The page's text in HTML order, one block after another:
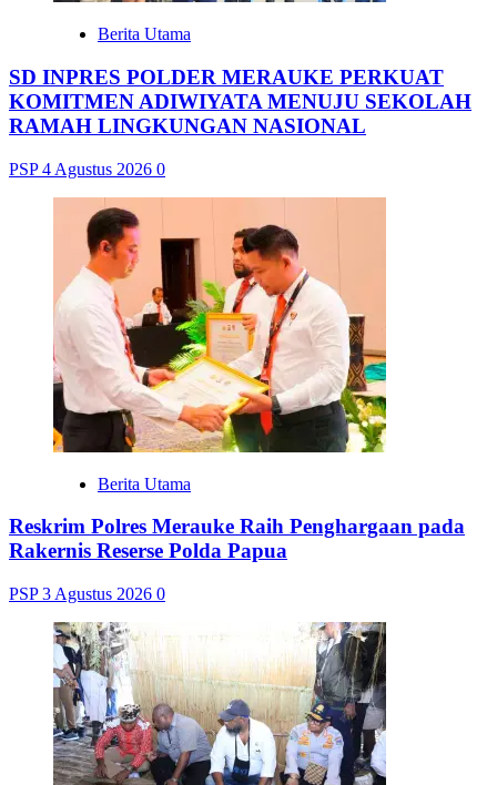
Berita Utama
SD INPRES POLDER MERAUKE PERKUAT
KOMITMEN ADIWIYATA MENUJU SEKOLAH
RAMAH LINGKUNGAN NASIONAL
PSP4 Agustus 2026 0
Berita Utama
Reskrim Polres Merauke Raih Penghargaan pada
Rakernis Reserse Polda Papua
PSP3 Agustus 2026 0